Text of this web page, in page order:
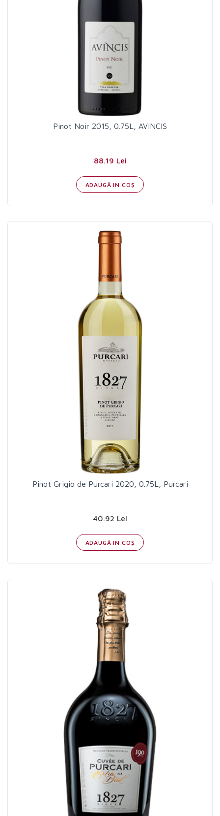
Pinot Noir 2015, 0.75L, AVINCIS
88.19 Lei
ADAUGĂ IN COŞ
Pinot Grigio de Purcari 2020, 0.75L, Purcari
40.92 Lei
ADAUGĂ IN COŞ